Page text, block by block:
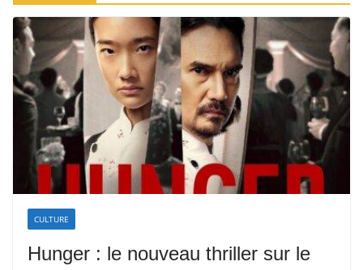
CULTURE
Hunger : le nouveau thriller sur le